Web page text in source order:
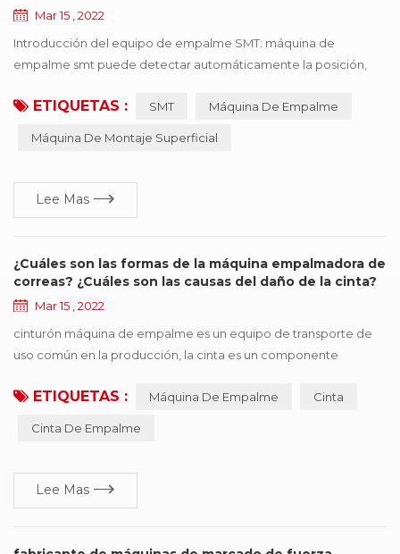
Mar 15 , 2022
Introducción del equipo de empalme SMT: máquina de
empalme smt puede detectar automáticamente la posición,
con la cinta. La máquina empalmadora SMT es fácil de operar,
mejora la eficiencia del consumo. profesional para línea de
ETIQUETAS : SMT Máquina De Empalme
Máquina De Montaje Superficial
Lee Mas
¿Cuáles son las formas de la máquina empalmadora de
correas? ¿Cuáles son las causas del daño de la cinta?
Mar 15 , 2022
cinturón máquina de empalme es un equipo de transporte de
uso común en la producción, la cinta es un componente
que se cinta aparece en diversas formas de daño, afectará la
seis tipos de formas de daño comunes, y presenta sugerencias
ETIQUETAS : Máquina De Empalme Cinta
Cinta De Empalme
Lee Mas